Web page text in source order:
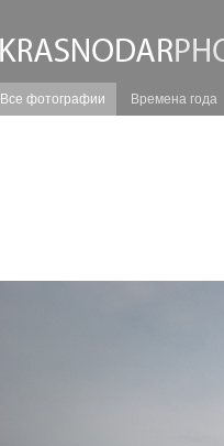
Все фотографии Времена года